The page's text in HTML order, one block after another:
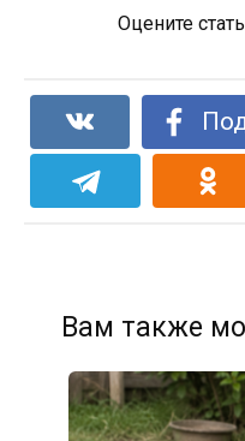
Оцените
Вам также